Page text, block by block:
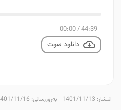
44:39
/
00:00
دانلود صوت
انتشار: 1401/11/13 به‌روزرسانی: 1401/11/16